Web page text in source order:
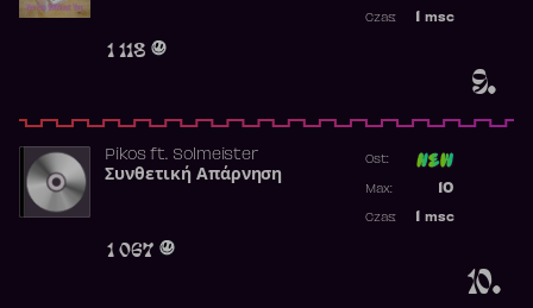
9.
1 118
msc
Czas:
10.
Pikosft. Solmeister
Συνθετική Απάρνηση
1 067
Ost:
10
Max:
msc
Czas: